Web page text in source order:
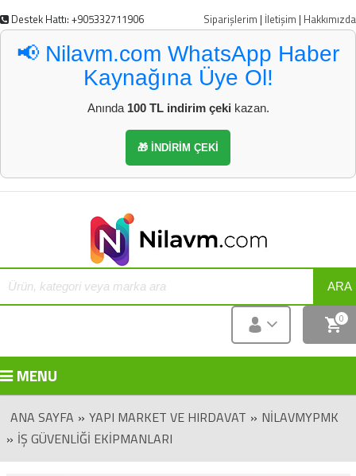
Destek Hattı: +905332711906 Siparişlerim | İletişim | Hakkımızda
📢 Nilavm.com WhatsApp Haber
Kaynağına Üye Ol!
Anında 100 TL indirim çeki kazan.
🎁 İNDİRİM ÇEKİ
ARA
0
MENU
ANA SAYFA » YAPI MARKET VE HIRDAVAT » NILAVMYPMK
» İŞ GÜVENLIĞI EKIPMANLARI